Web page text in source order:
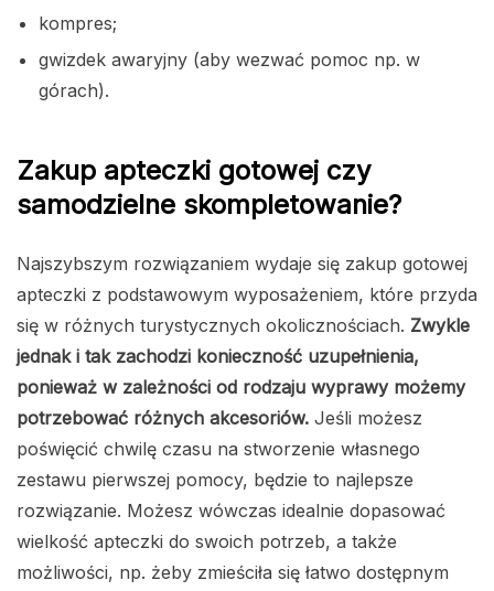
kompres;
gwizdek awaryjny (aby wezwać pomoc np. w
górach).
Zakup apteczki gotowej czy
samodzielne skompletowanie?
Najszybszym rozwiązaniem wydaje się zakup gotowej
apteczki z podstawowym wyposażeniem, które przyda
się w różnych turystycznych okolicznościach. Zwykle
jednak i tak zachodzi konieczność uzupełnienia,
ponieważ w zależności od rodzaju wyprawy możemy
potrzebować różnych akcesoriów. Jeśli możesz
poświęcić chwilę czasu na stworzenie własnego
zestawu pierwszej pomocy, będzie to najlepsze
rozwiązanie. Możesz wówczas idealnie dopasować
wielkość apteczki do swoich potrzeb, a także
możliwości, np. żeby zmieściła się łatwo dostępnym